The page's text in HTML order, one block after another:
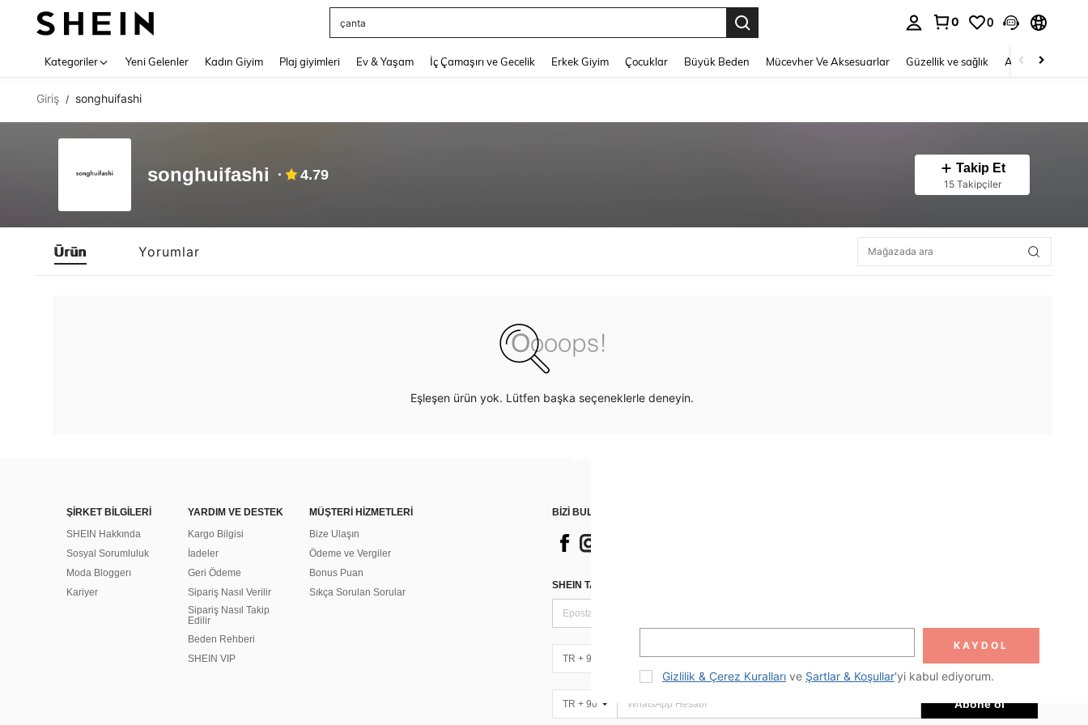
çanta
0 0
Kategoriler Yeni Gelenler Kadın Giyim Plaj giyimleri Ev & Yaşam İç Çamaşırı ve Gecelik Erkek Giyim Çocuklar Büyük Beden Mücevher Ve Aksesuarlar Güzellik ve sağlık Ayakkabı
Giriş / songhuifashi
songhuifashi 4.79 Takip Et
15 Takipçiler
Ürün Yorumlar
Eşleşen ürün yok. Lütfen başka seçeneklerle deneyin.
ŞİRKET BİLGİLERİ
SHEIN Hakkında
Sosyal Sorumluluk
Moda Bloggerı
Kariyer
YARDIM VE DESTEK
Kargo Bilgisi
İadeler
Geri Ödeme
Sipariş Nasıl Verilir
Sipariş Nasıl Takip
Edilir
Beden Rehberi
SHEIN VIP
MÜŞTERİ HİZMETLERİ
Bize Ulaşın
Ödeme ve Vergiler
Bonus Puan
Sıkça Sorulan Sorular
BİZİ BULUN
SHEIN TARZI HABERLER IÇIN KAYDOLUN
TR + 90
TR + 90 Abone ol
KAYDOL
Gizlilik & Çerez Kuralları ve Şartlar & Koşullar'yi kabul ediyorum.